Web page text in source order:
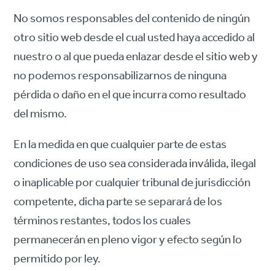
No somos responsables del contenido de ningún
otro sitio web desde el cual usted haya accedido al
nuestro o al que pueda enlazar desde el sitio web y
no podemos responsabilizarnos de ninguna
pérdida o daño en el que incurra como resultado
del mismo.
En la medida en que cualquier parte de estas
condiciones de uso sea considerada inválida, ilegal
o inaplicable por cualquier tribunal de jurisdicción
competente, dicha parte se separará de los
términos restantes, todos los cuales
permanecerán en pleno vigor y efecto según lo
permitido por ley.